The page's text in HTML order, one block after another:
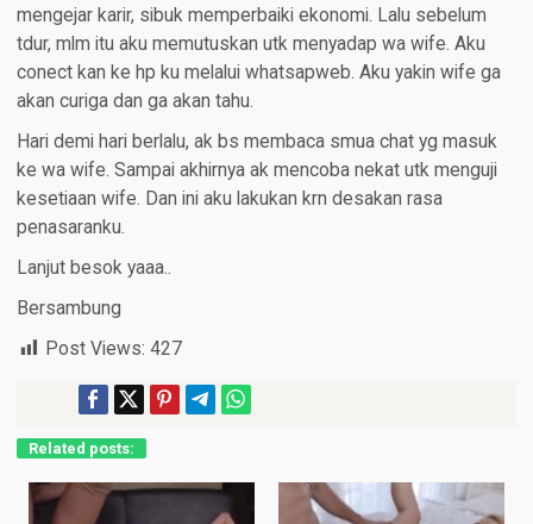
mengejar karir, sibuk memperbaiki ekonomi. Lalu sebelum
tdur, mlm itu aku memutuskan utk menyadap wa wife. Aku
conect kan ke hp ku melalui whatsapweb. Aku yakin wife ga
akan curiga dan ga akan tahu.
Hari demi hari berlalu, ak bs membaca smua chat yg masuk
ke wa wife. Sampai akhirnya ak mencoba nekat utk menguji
kesetiaan wife. Dan ini aku lakukan krn desakan rasa
penasaranku.
Lanjut besok yaaa..
Bersambung
Post Views: 427
Related posts: